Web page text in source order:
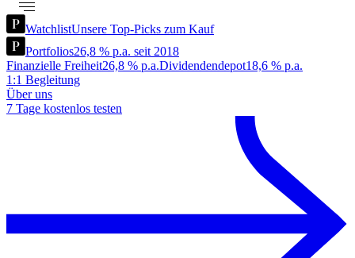
WatchlistUnsere Top-Picks zum Kauf
Portfolios26,8 % p.a. seit 2018
Finanzielle Freiheit26,8 % p.a.Dividendendepot18,6 % p.a.
1:1 Begleitung
Über uns
7 Tage kostenlos testen